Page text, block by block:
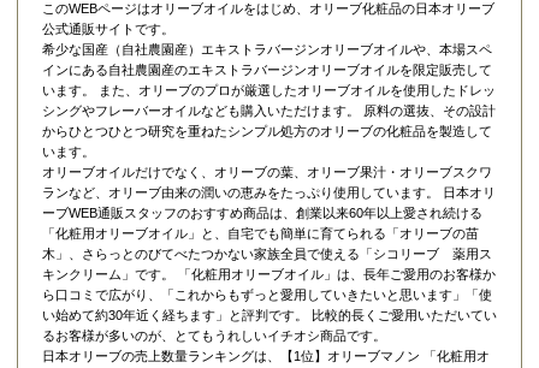
このWEBページはオリーブオイルをはじめ、オリーブ化粧品の日本オリーブ
公式通販サイトです。
希少な国産（自社農園産）エキストラバージンオリーブオイルや、本場スペ
インにある自社農園産のエキストラバージンオリーブオイルを限定販売して
います。 また、オリーブのプロが厳選したオリーブオイルを使用したドレッ
シングやフレーバーオイルなども購入いただけます。 原料の選抜、その設計
からひとつひとつ研究を重ねたシンプル処方のオリーブの化粧品を製造して
います。
オリーブオイルだけでなく、オリーブの葉、オリーブ果汁・オリーブスクワ
ランなど、オリーブ由来の潤いの恵みをたっぷり使用しています。 日本オリ
ーブWEB通販スタッフのおすすめ商品は、創業以来60年以上愛され続ける
「 化粧用オリーブオイル 」と、自宅でも簡単に育てられる「 オリーブの苗
木 」、さらっとのびてべたつかない家族全員で使える「 シコリーブ 薬用ス
キンクリーム 」です。 「化粧用オリーブオイル」は、長年ご愛用のお客様か
ら口コミで広がり、「これからもずっと愛用していきたいと思います」「使
い始めて約30年近く経ちます」と評判です。 比較的長くご愛用いただいてい
るお客様が多いのが、とてもうれしいイチオシ商品です。
日本オリーブの売上数量ランキングは、【1位】オリーブマノン 「 化粧用オ